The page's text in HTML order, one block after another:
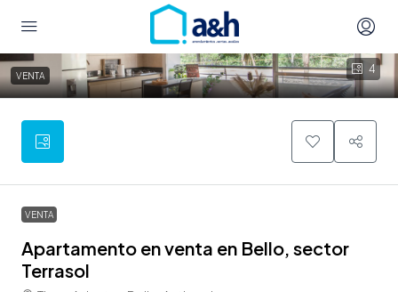
4
VENTA
VENTA
Apartamento en venta en Bello, sector
Terrasol